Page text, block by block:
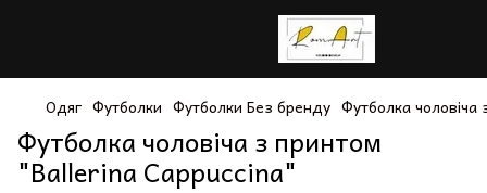
Одяг Футболки Футболки Без бренду Футболка
Футболка чоловіча з принтом
"Ballerina Cappuccina"